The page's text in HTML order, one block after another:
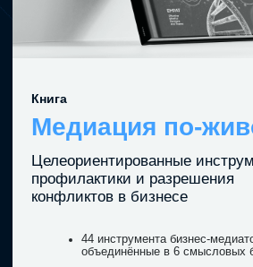
ФОРУМ
МЕДИАТИВНОЕ
Первая профессиональная площадка в России для
объединяющая лидеров компаний, HR, L&D,